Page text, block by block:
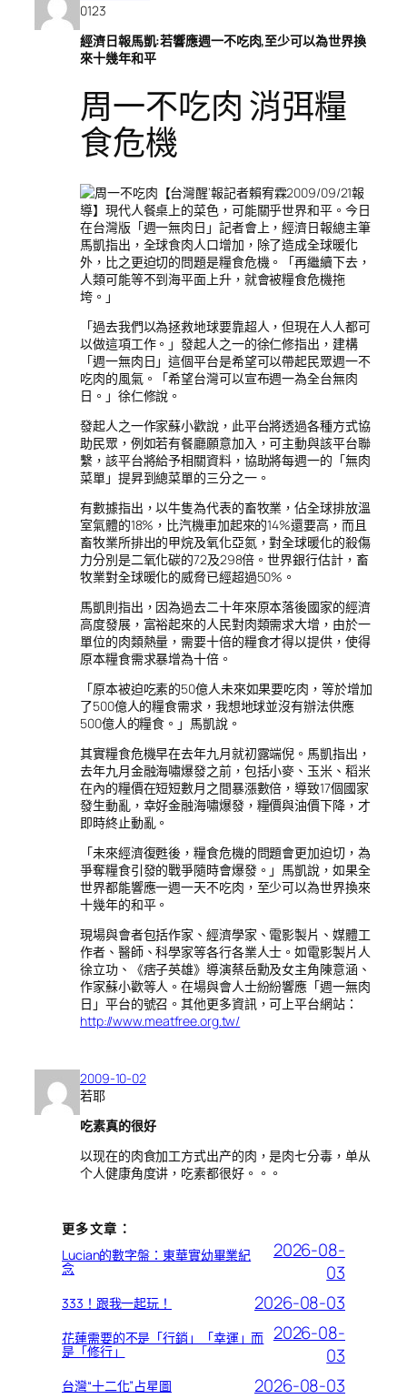
0123
經濟日報馬凱:若響應週一不吃肉,至少可以為世界換
來十幾年和平
周一不吃肉 消弭糧
食危機
【台灣醒’報記者賴宥霖2009/09/21報
導】現代人餐桌上的菜色，可能關乎世界和平。今日
在台灣版「週一無肉日」記者會上，經濟日報總主筆
馬凱指出，全球食肉人口增加，除了造成全球暖化
外，比之更迫切的問題是糧食危機。「再繼續下去，
人類可能等不到海平面上升，就會被糧食危機拖
垮。」
「過去我們以為拯救地球要靠超人，但現在人人都可
以做這項工作。」發起人之一的徐仁修指出，建構
「週一無肉日」這個平台是希望可以帶起民眾週一不
吃肉的風氣。「希望台灣可以宣布週一為全台無肉
日。」徐仁修說。
發起人之一作家蘇小歡說，此平台將透過各種方式協
助民眾，例如若有餐廳願意加入，可主動與該平台聯
繫，該平台將給予相關資料，協助將每週一的「無肉
菜單」提昇到總菜單的三分之一。
有數據指出，以牛隻為代表的畜牧業，佔全球排放溫
室氣體的18%，比汽機車加起來的14%還要高，而且
畜牧業所排出的甲烷及氧化亞氮，對全球暖化的殺傷
力分別是二氧化碳的72及298倍。世界銀行估計，畜
牧業對全球暖化的威脅已經超過50%。
馬凱則指出，因為過去二十年來原本落後國家的經濟
高度發展，富裕起來的人民對肉類需求大增，由於一
單位的肉類熱量，需要十倍的糧食才得以提供，使得
原本糧食需求暴增為十倍。
「原本被迫吃素的50億人未來如果要吃肉，等於增加
了500億人的糧食需求，我想地球並沒有辦法供應
500億人的糧食。」馬凱說。
其實糧食危機早在去年九月就初露端倪。馬凱指出，
去年九月金融海嘯爆發之前，包括小麥、玉米、稻米
在內的糧價在短短數月之間暴漲數倍，導致17個國家
發生動亂，幸好金融海嘯爆發，糧價與油價下降，才
即時終止動亂。
「未來經濟復甦後，糧食危機的問題會更加迫切，為
爭奪糧食引發的戰爭隨時會爆發。」馬凱說，如果全
世界都能響應一週一天不吃肉，至少可以為世界換來
十幾年的和平。
現場與會者包括作家、經濟學家、電影製片、媒體工
作者、醫師、科學家等各行各業人士。如電影製片人
徐立功、《痞子英雄》導演蔡岳勳及女主角陳意涵、
作家蘇小歡等人。在場與會人士紛紛響應「週一無肉
日」平台的號召。其他更多資訊，可上平台網站：
http://www.meatfree.org.tw/
2009-10-02
若耶
吃素真的很好
以现在的肉食加工方式出产的肉，是肉七分毒，单从
个人健康角度讲，吃素都很好。。。
更多文章：
Lucian的數字盤：東華實幼畢業紀
念
2026-08-
03
333！跟我一起玩！ 2026-08-03
花蓮需要的不是「行銷」「幸運」而
是「修行」
2026-08-
03
台灣“十二化”占星圖 2026-08-03